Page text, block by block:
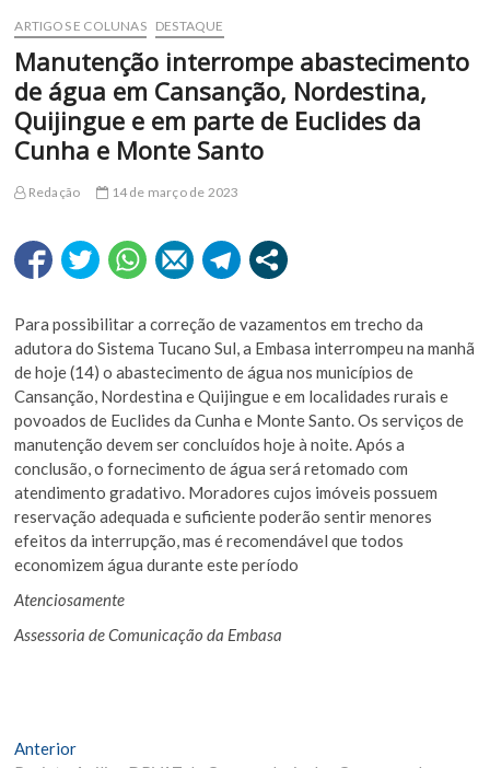
ARTIGOS E COLUNAS DESTAQUE
Manutenção interrompe abastecimento
de água em Cansanção, Nordestina,
Quijingue e em parte de Euclides da
Cunha e Monte Santo
Redação 14 de março de 2023
Para possibilitar a correção de vazamentos em trecho da
adutora do Sistema Tucano Sul, a Embasa interrompeu na manhã
de hoje (14) o abastecimento de água nos municípios de
Cansanção, Nordestina e Quijingue e em localidades rurais e
povoados de Euclides da Cunha e Monte Santo. Os serviços de
manutenção devem ser concluídos hoje à noite. Após a
conclusão, o fornecimento de água será retomado com
atendimento gradativo. Moradores cujos imóveis possuem
reservação adequada e suficiente poderão sentir menores
efeitos da interrupção, mas é recomendável que todos
economizem água durante este período
Atenciosamente
Assessoria de Comunicação da Embasa
Navegação
AnteriorMatéria